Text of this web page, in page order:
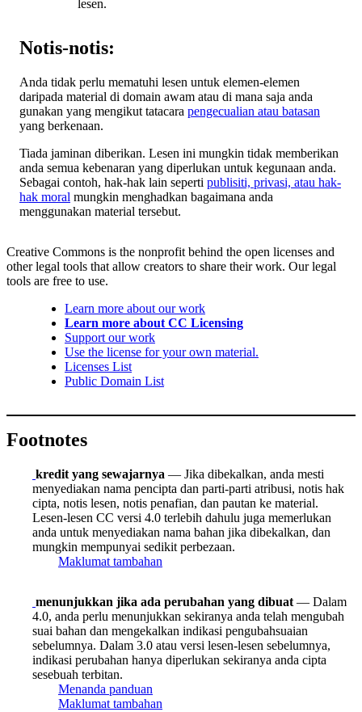
lesen.
Notis-notis:
Anda tidak perlu mematuhi lesen untuk elemen-elemen
daripada material di domain awam atau di mana saja anda
gunakan yang mengikut tatacara pengecualian atau batasan
yang berkenaan.
Tiada jaminan diberikan. Lesen ini mungkin tidak memberikan
anda semua kebenaran yang diperlukan untuk kegunaan anda.
Sebagai contoh, hak-hak lain seperti publisiti, privasi, atau hak-
hak moral mungkin menghadkan bagaimana anda
menggunakan material tersebut.
Creative Commons is the nonprofit behind the open licenses and
other legal tools that allow creators to share their work. Our legal
tools are free to use.
Learn more about our work
Learn more about CC Licensing
Support our work
Use the license for your own material.
Licenses List
Public Domain List
Footnotes
kredit yang sewajarnya — Jika dibekalkan, anda mesti
menyediakan nama pencipta dan parti-parti atribusi, notis hak
cipta, notis lesen, notis penafian, dan pautan ke material.
Lesen-lesen CC versi 4.0 terlebih dahulu juga memerlukan
anda untuk menyediakan nama bahan jika dibekalkan, dan
mungkin mempunyai sedikit perbezaan.
Maklumat tambahan
menunjukkan jika ada perubahan yang dibuat — Dalam
4.0, anda perlu menunjukkan sekiranya anda telah mengubah
suai bahan dan mengekalkan indikasi pengubahsuaian
sebelumnya. Dalam 3.0 atau versi lesen-lesen sebelumnya,
indikasi perubahan hanya diperlukan sekiranya anda cipta
sesebuah terbitan.
Menanda panduan
Maklumat tambahan